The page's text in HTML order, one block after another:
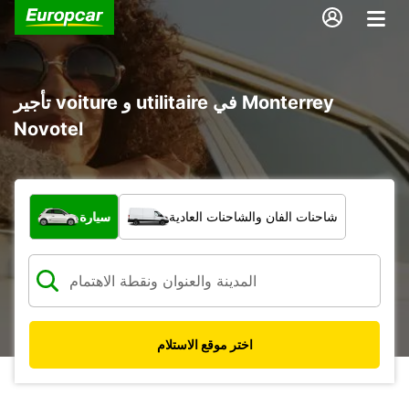
تأجير voiture و utilitaire في Monterrey
Novotel
ما نوع المركبة؟
سيارة شاحنات الفان والشاحنات العادية
اختر موقع الاستلام